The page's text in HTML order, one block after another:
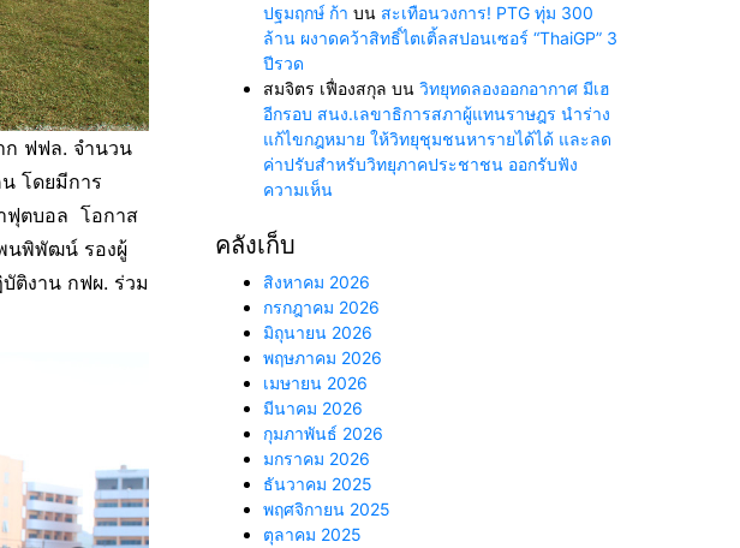
ฟฟล. จำนวน
โดยมีการ
ฟุตบอล โอกาส
นพิพัฒน์ รองผู้
ติงาน กฟผ. ร่วม
ปฐมฤกษ์ ก้า บน สะเทือนวงการ! PTG ทุ่ม 300
ล้าน ผงาดคว้าสิทธิ์ไตเติ้ลสปอนเซอร์ “ThaiGP” 3
ปีรวด
สมจิตร เฟื่องสกุล บน วิทยุทดลองออกอากาศ มีเฮ
อีกรอบ สนง.เลขาธิการสภาผู้แทนราษฎร นำร่าง
แก้ไขกฎหมาย ให้วิทยุชุมชนหารายได้ได้ และลด
ค่าปรับสำหรับวิทยุภาคประชาชน ออกรับฟัง
ความเห็น
คลังเก็บ
สิงหาคม 2026
กรกฎาคม 2026
มิถุนายน 2026
พฤษภาคม 2026
เมษายน 2026
มีนาคม 2026
กุมภาพันธ์ 2026
มกราคม 2026
ธันวาคม 2025
พฤศจิกายน 2025
ตุลาคม 2025